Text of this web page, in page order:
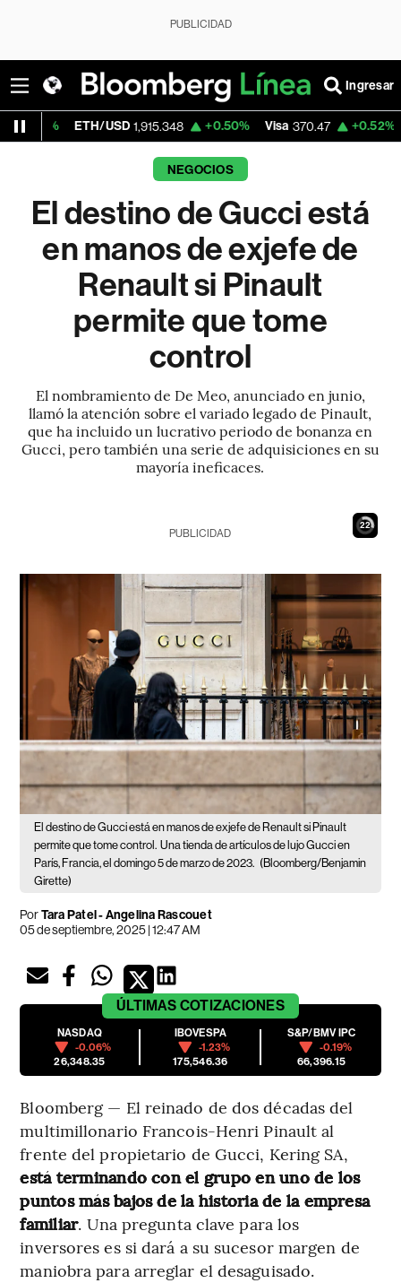
PUBLICIDAD
Ingresar
ETH/USD 1,915.348 +0.50% Visa 370.47 +0.52%
NEGOCIOS
El destino de Gucci está
en manos de exjefe de
Renault si Pinault
permite que tome
control
El nombramiento de De Meo, anunciado en junio,
llamó la atención sobre el variado legado de Pinault,
que ha incluido un lucrativo periodo de bonanza en
Gucci, pero también una serie de adquisiciones en su
mayoría ineficaces.
21
PUBLICIDAD
El destino de Gucci está en manos de exjefe de Renault si Pinault
permite que tome control. Una tienda de artículos de lujo Gucci en
París, Francia, el domingo 5 de marzo de 2023. (Bloomberg/Benjamin
Girette)
PorTara Patel - Angelina Rascouet
05 de septiembre, 2025 | 12:47 AM
ÚLTIMAS COTIZACIONES
NASDAQ
-0.06%
26,348.35
IBOVESPA
-1.23%
175,546.36
S&P/BMV IPC
-0.19%
66,396.15
Bloomberg — El reinado de dos décadas del
multimillonario Francois-Henri Pinault al
frente del propietario de Gucci, Kering SA,
está terminando con el grupo en uno de los
puntos más bajos de la historia de la empresa
familiar. Una pregunta clave para los
inversores es si dará a su sucesor margen de
maniobra para arreglar el desaguisado.